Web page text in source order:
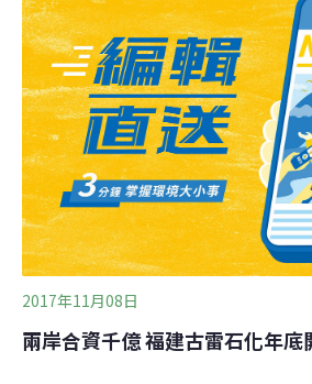
里）。第一起爆炸發生在27日凌晨約
48公里外住宅都能感受到震動，不少
巨大爆炸聲驚醒」、「身上滿是玻璃
感覺到我的房子在搖晃」。當時共有
共造成三人受傷，分別是兩名雇員、
後已出院。在第一起爆炸後約12個小
廠再度爆炸。德州傑佛遜郡法官布蘭
下令，TPC工廠半徑4英里範
2017年11月08日
兩岸合資千億 福建古雷石化年底